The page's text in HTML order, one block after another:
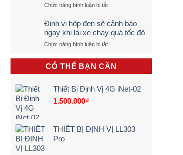
TÔ
Tiếp
Chính
Xác
(Quy
Trình
Bước)
Chức năng bình luận bị tắtở
Dẫn
Định
Vị
Đạp
Điện,
Máy
Điện
Rẻ
–
Định vị hộp đen sẽ cảnh báo
ngay khi lái xe chạy quá tốc độ
Chức năng bình luận bị tắtở
vị
hộp
đen
cảnh
xe
CÓ THỂ BẠN CẦN
Thiết Bị Định Vị 4G iNet-02
1.500.000₫
THIẾT BỊ ĐỊNH VỊ LL303
Pro